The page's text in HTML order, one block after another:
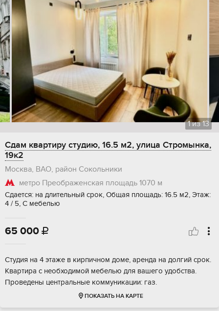
1из13
Сдам квартиру студию, 16.5 м2, улица Стромынка,
19к2
Москва, ВАО, район Сокольники
метро Преображенская площадь 1070 м
Сдается: на длительный срок, Общая площадь: 16.5 м2, Этаж:
4 / 5, С мебелью
65 000 
Студия на 4 этаже в кирпичном доме, аренда на долгий срок.
Квартира с необходимой мебелью для вашего удобства.
Проведены центральные коммуникации: газ.
ПОКАЗАТЬ НА КАРТЕ